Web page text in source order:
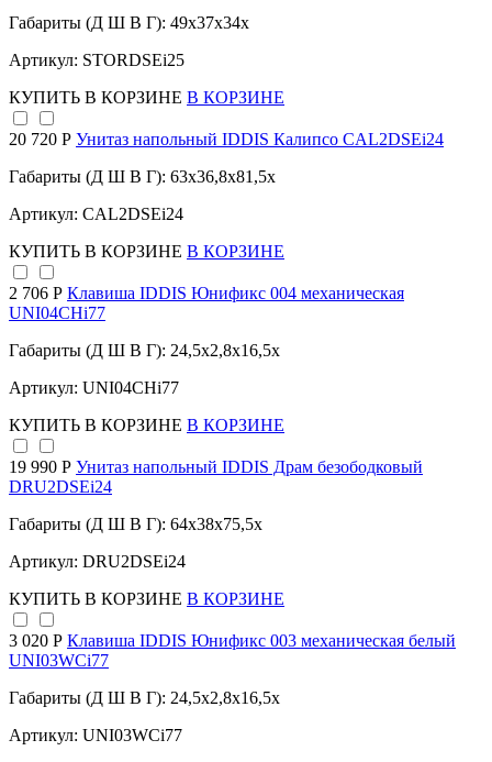
Габариты (Д Ш В Г): 49x37x34x
Артикул: STORDSEi25
КУПИТЬ В КОРЗИНЕ В КОРЗИНЕ
20 720 Р Унитаз напольный IDDIS Калипсо CAL2DSEi24
Габариты (Д Ш В Г): 63x36,8x81,5x
Артикул: CAL2DSEi24
КУПИТЬ В КОРЗИНЕ В КОРЗИНЕ
2 706 Р Клавиша IDDIS Юнификс 004 механическая
UNI04CHi77
Габариты (Д Ш В Г): 24,5x2,8x16,5x
Артикул: UNI04CHi77
КУПИТЬ В КОРЗИНЕ В КОРЗИНЕ
19 990 Р Унитаз напольный IDDIS Драм безободковый
DRU2DSEi24
Габариты (Д Ш В Г): 64x38x75,5x
Артикул: DRU2DSEi24
КУПИТЬ В КОРЗИНЕ В КОРЗИНЕ
3 020 Р Клавиша IDDIS Юнификс 003 механическая белый
UNI03WCi77
Габариты (Д Ш В Г): 24,5x2,8x16,5x
Артикул: UNI03WCi77